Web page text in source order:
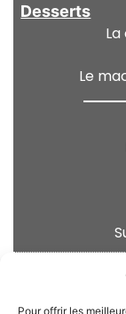
Pour offrir les
Desserts
Le